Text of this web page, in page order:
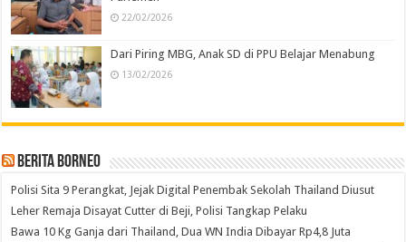
22/02/2026
Dari Piring MBG, Anak SD di PPU Belajar Menabung
13/02/2026
Berita Borneo
Polisi Sita 9 Perangkat, Jejak Digital Penembak Sekolah Thailand Diusut
Leher Remaja Disayat Cutter di Beji, Polisi Tangkap Pelaku
Bawa 10 Kg Ganja dari Thailand, Dua WN India Dibayar Rp4,8 Juta